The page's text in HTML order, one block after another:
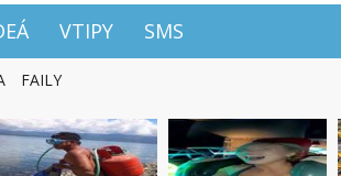
VTIPY SMS
FAILY